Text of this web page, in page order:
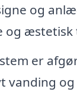
og
og æstetisk
er
vanding